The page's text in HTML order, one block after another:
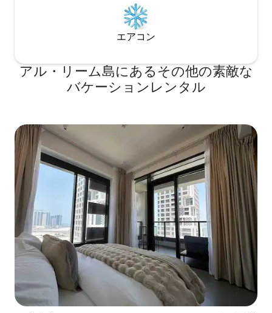
エアコン
アル・リーム島にあるその他の素敵な
バケーションレンタル